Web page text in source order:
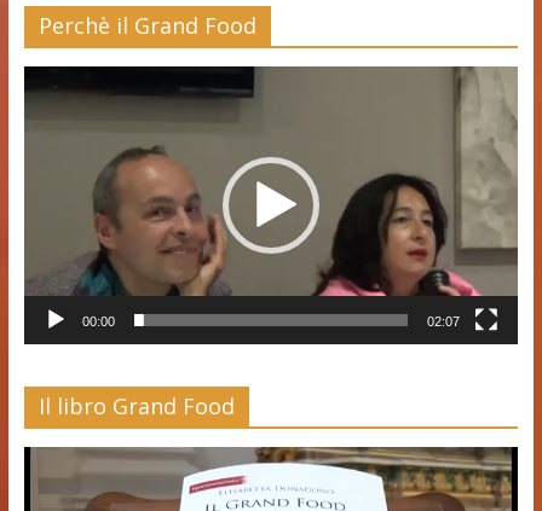
Perchè il Grand Food
00:00 02:07
Il libro Grand Food